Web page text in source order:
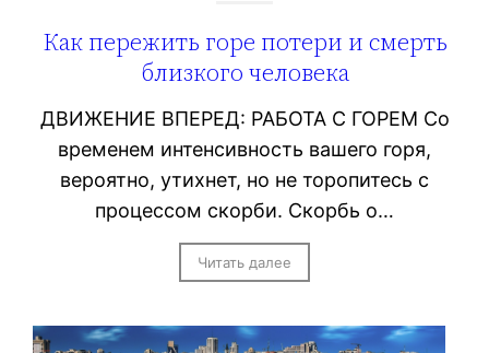
Как пережить горе потери и смерть
близкого человека
ДВИЖЕНИЕ ВПЕРЕД: РАБОТА С ГОРЕМ Со
временем интенсивность вашего горя,
вероятно, утихнет, но не торопитесь с
процессом скорби. Скорбь о…
Читать далее